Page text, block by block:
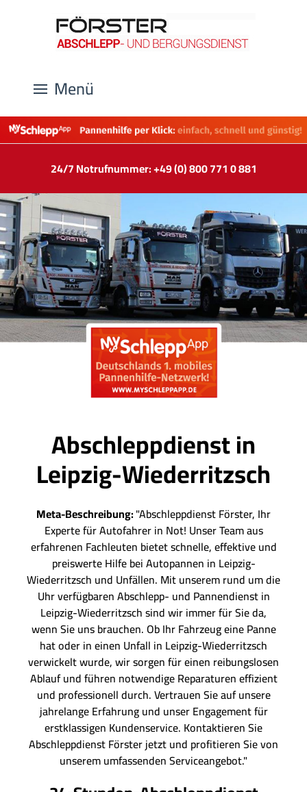
Menü
24/7 Notrufnummer: +49 (0) 800 771 0 881
Abschleppdienst in
Leipzig-Wiederritzsch
Meta-Beschreibung:"Abschleppdienst Förster, Ihr
Experte für Autofahrer in Not! Unser Team aus
erfahrenen Fachleuten bietet schnelle, effektive und
preiswerte Hilfe bei Autopannen in Leipzig-
Wiederritzsch und Unfällen. Mit unserem rund um die
Uhr verfügbaren Abschlepp- und Pannendienst in
Leipzig-Wiederritzsch sind wir immer für Sie da,
wenn Sie uns brauchen. Ob Ihr Fahrzeug eine Panne
hat oder in einen Unfall in Leipzig-Wiederritzsch
verwickelt wurde, wir sorgen für einen reibungslosen
Ablauf und führen notwendige Reparaturen effizient
und professionell durch. Vertrauen Sie auf unsere
jahrelange Erfahrung und unser Engagement für
erstklassigen Kundenservice. Kontaktieren Sie
Abschleppdienst Förster jetzt und profitieren Sie von
unserem umfassenden Serviceangebot."